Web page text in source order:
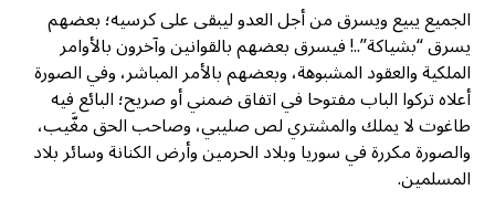
الجميع يبيع ويسرق من أجل العدو ليبقى على كرسيه؛ بعضهم
يسرق “بشياكة”..! فيسرق بعضهم بالقوانين وآخرون بالأوامر
الملكية والعقود المشبوهة، وبعضهم بالأمر المباشر، وفي الصورة
أعلاه تركوا الباب مفتوحا في اتفاق ضمني أو صريح؛ البائع فيه
طاغوت لا يملك والمشتري لص صليبي، وصاحب الحق مغَّيب،
والصورة مكررة في سوريا وبلاد الحرمين وأرض الكنانة وسائر بلاد
المسلمين.